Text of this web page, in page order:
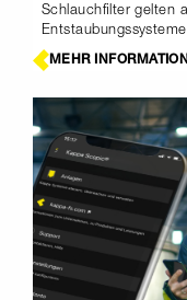
Schlauchfilter gelten
MEHR